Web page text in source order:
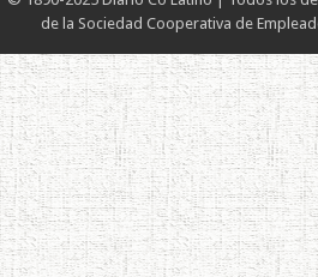
de la Sociedad Cooperativa de